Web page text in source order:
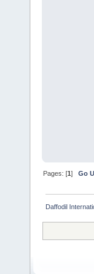
Pages: [1]Go
Daffodil